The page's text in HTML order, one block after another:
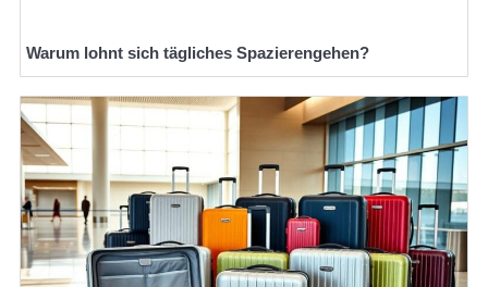
Warum lohnt sich tägliches Spazierengehen?